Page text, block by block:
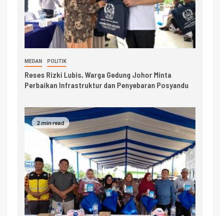
MEDAN POLITIK
Reses Rizki Lubis, Warga Gedung Johor Minta
Perbaikan Infrastruktur dan Penyebaran Posyandu
2 min read